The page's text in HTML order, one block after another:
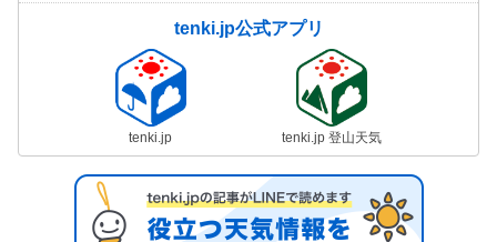
tenki.jp公式アプリ
tenki.jp tenki.jp 登山天気